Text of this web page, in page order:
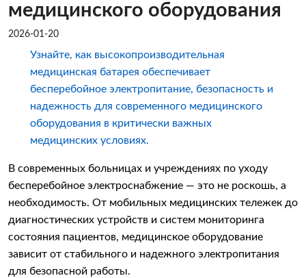
медицинского оборудования
2026-01-20
Узнайте, как высокопроизводительная
медицинская батарея обеспечивает
бесперебойное электропитание, безопасность и
надежность для современного медицинского
оборудования в критически важных
медицинских условиях.
В современных больницах и учреждениях по уходу
бесперебойное электроснабжение — это не роскошь, а
необходимость. От мобильных медицинских тележек до
диагностических устройств и систем мониторинга
состояния пациентов, медицинское оборудование
зависит от стабильного и надежного электропитания
для безопасной работы.